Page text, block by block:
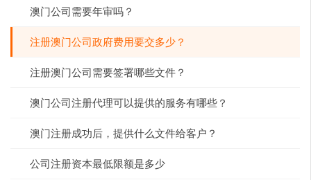
澳门公司需要年审吗？
注册澳门公司政府费用要交多少？
注册澳门公司需要签署哪些文件？
澳门公司注册代理可以提供的服务有哪些？
澳门注册成功后，提供什么文件给客户？
公司注册资本最低限额是多少